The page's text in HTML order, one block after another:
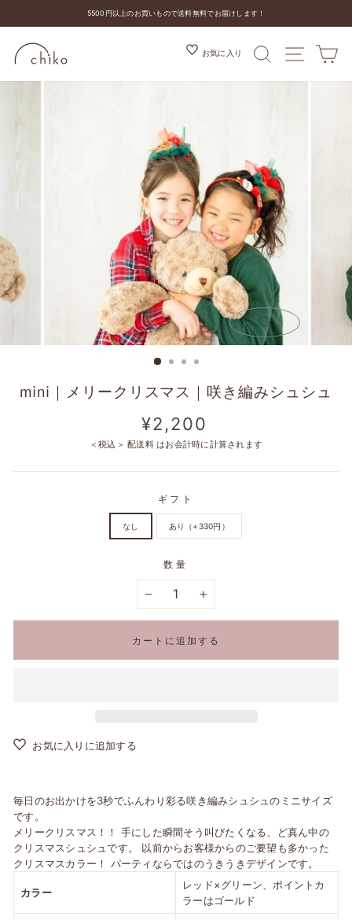
ス
ラ
イ
停
止
す
る
5500円以上のお買いもので送料無料でお届けします！
お気に入り 検索 MENU
閉
じ
る
(ESC)
mini｜メリークリスマス｜咲き編みシュシュ
定
価
¥2,200
＜税込＞配送料はお会計時に計算されます
ギフト
なし あり（+330円）
数量
カートに追加する
お気に入りに追加する
毎日のお出かけを3秒でふんわり彩る咲き編みシュシュのミニサイズ
です。
メリークリスマス！！ 手にした瞬間そう叫びたくなる、ど真ん中の
クリスマスシュシュです。 以前からお客様からのご要望も多かった
クリスマスカラー！ パーティならではのうきうきデザインです。
カラー
レッド×グリーン、ポイントカ
ラーはゴールド